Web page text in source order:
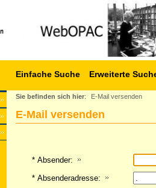
Einfache Suche Erweiterte
Sie befinden sich hier: E-Mail versenden
E-Mail versenden
* Absender:
* Absenderadresse: